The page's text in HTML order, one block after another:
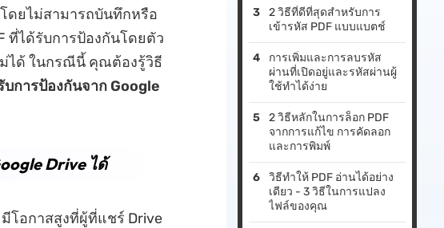
ดยไม่สามารถบันทึกหรือ
ที่ได้รับการป้องกันโดยตัว
ได้ ในกรณีนี้ คุณต้องรู้วิธี
การป้องกันจาก Google
Drive ได้
โอกาสสูงที่ผู้ที่แชร์ Drive
2 วิธีที่ดีที่สุดสำหรับการ
เข้ารหัส PDF แบบแบตช์
การเพิ่มและการลบรหัส
ผ่านที่เปิดอยู่และรหัสผ่านผู้
ใช้ทําได้ง่าย
2 วิธีหลักในการล็อก PDF
จากการแก้ไข การคัดลอก
และการพิมพ์
วิธีทำให้ PDF อ่านได้อย่าง
เดียว - 3 วิธีในการแปลง
ไฟล์ของคุณ